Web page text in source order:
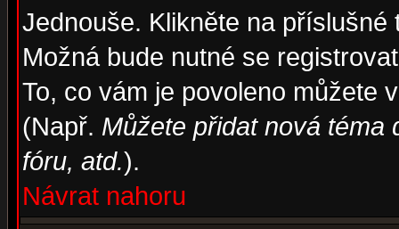
Jednouše. Klikněte na
Možná bude nutné se
To, co vám je povoleno můžete
(Např. Můžete přidat nová téma
fóru, atd.).
Návrat nahoru